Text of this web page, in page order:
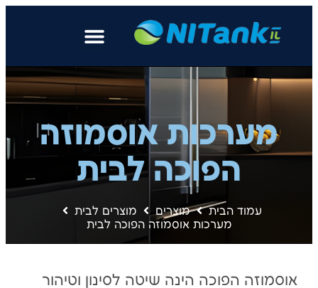
מערכות אוסמוזה
הפוכה לבית
עמוד הבית מוצרים
מוצרים לבית
מערכות אוסמוזה הפוכה לבית
אוסמוזה הפוכה הינה שיטה לסינון וטיהור